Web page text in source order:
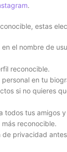
.
estas
el nombre de
reconocible.
en tu
si no quieres
todos tus amigos
reconocible.
de privacidad